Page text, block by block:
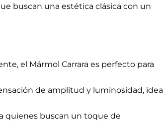
buscan una estética clásica con un
el Mármol Carrara es perfecto para
de amplitud y luminosidad, ideal
quienes buscan un toque de